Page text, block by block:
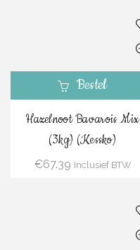
Bestel
Hazelnoot Bavarois Mix
(3kg) (Kessko)
€67.39 Inclusief BTW